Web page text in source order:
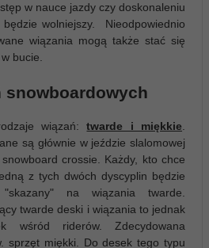
w nauce jazdy czy doskonaleniu
wolniejszy. Nieodpowiednio
wiązania mogą także stać się
bucie.
snowboardowych
wiązań:twarde i miękkie.
są głównie w jeździe slalomowej
crossie. Każdy, kto chce
z tych dwóch dyscyplin będzie
na wiązania twarde.
twarde deski i wiązania to jednak
wśród riderów. Zdecydowana
sprzęt miękki. Do desek tego typu